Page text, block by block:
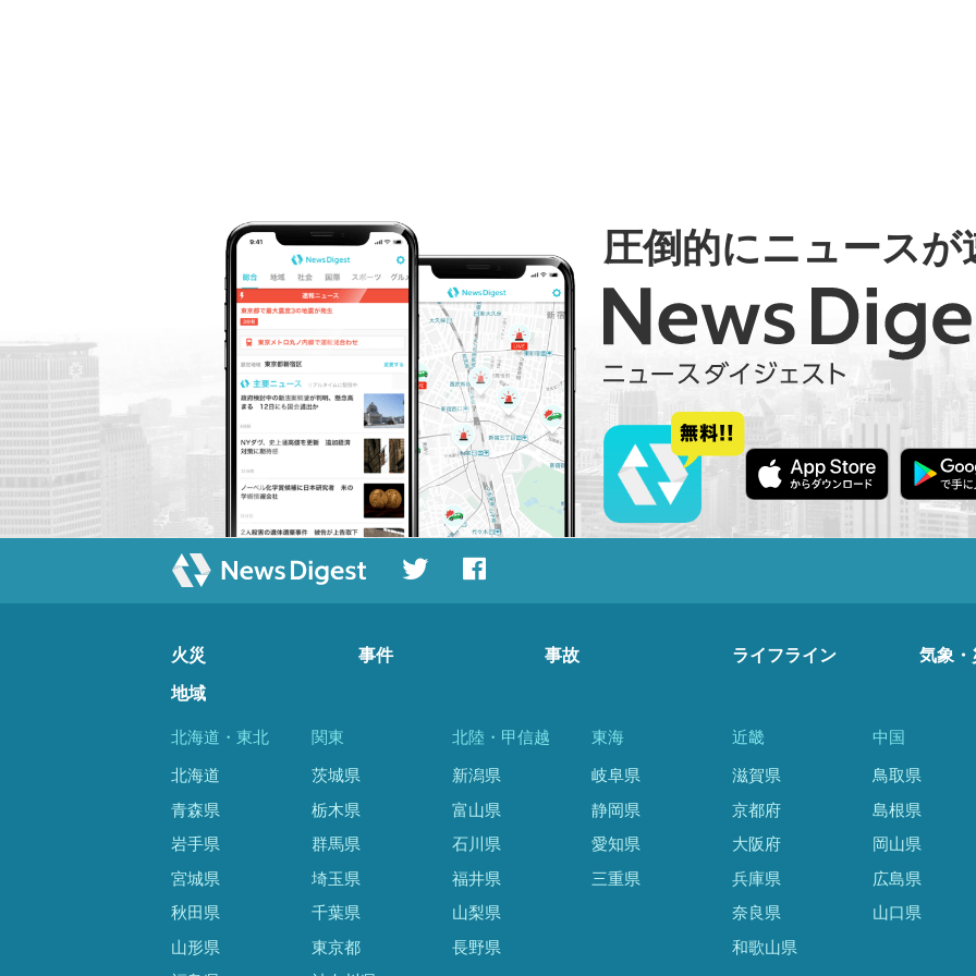
圧倒的にニュースが
火災 事件 事故 ライフライン 気象・
地域
北海道・東北
北海道
青森県
岩手県
宮城県
秋田県
山形県
関東
茨城県
栃木県
群馬県
埼玉県
千葉県
東京都
北陸・甲信越
新潟県
富山県
石川県
福井県
山梨県
長野県
東海
岐阜県
静岡県
愛知県
三重県
近畿
滋賀県
京都府
大阪府
兵庫県
奈良県
和歌山県
中国
鳥取県
島根県
岡山県
広島県
山口県